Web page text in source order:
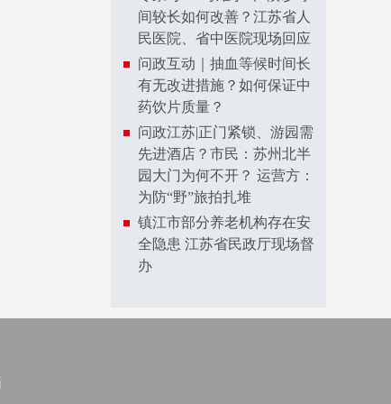
间较长如何改善？江苏省人
民医院、省中医院现场回应
问政互动｜抽血等候时间长
有无改进措施？如何保证中
药饮片质量？
问政江苏|正门紧锁、游园需
先进酒店？市民：苏州北半
园大门为何不开？ 运营方：
为防“野”旅拍扎堆
镇江市部分养老机构存在安
全隐患 江苏省民政厅现场督
办